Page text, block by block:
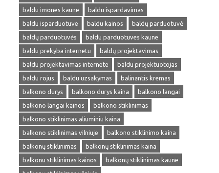
baldu imones kaune
baldu ispardavimas
baldu isparduotuve
baldu kainos
baldų parduotuvė
baldų parduotuvės
baldu parduotuves kaune
baldu prekyba internetu
baldų projektavimas
baldu projektavimas internete
baldu projektuotojas
baldu rojus
baldu uzsakymas
balinantis kremas
balkono durys
balkono durys kaina
balkono langai
balkono langai kainos
balkono stiklinimas
balkono stiklinimas aliuminiu kaina
balkono stiklinimas vilniuje
balkono stiklinimo kaina
balkonų stiklinimas
balkonų stiklinimas kaina
balkonu stiklinimas kainos
balkonų stiklinimas kaune